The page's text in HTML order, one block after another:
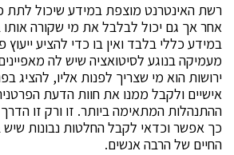
רשת האינטרנט מוצפת במידע שיכול לתת
אחר אך גם יכול לבלבל את מי שקורה אותו
במידע כללי בלבד ואין בו כדי להציע
מעמיקה בנוגע לסיטואציה שיש לה מאפיינים
ירושות הוא מי שצריך לפנות אליו, להציג
אישיים ולקבל ממנו את חוות הדעת
ההתנהלות המתאימה ביותר. זו ורק זו
כך אפשר וכדאי לקבל החלטות נבונות שיש
החיים של הרבה אנשים.